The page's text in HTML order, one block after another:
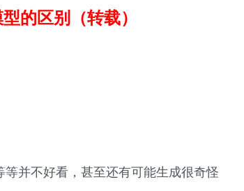
的区别（转载）
并不好看，甚至还有可能生成很奇怪